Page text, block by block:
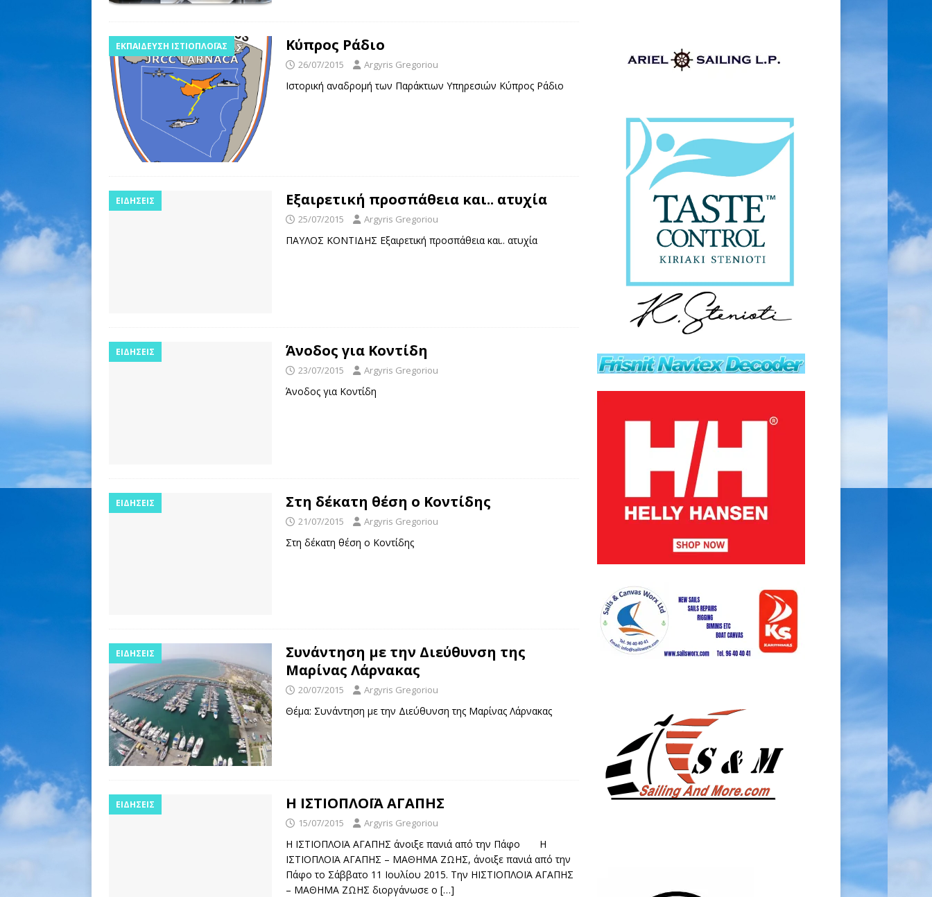
ΕΚΠΑΊΔΕΥΣΗ ΙΣΤΙΟΠΛΟΪ́ΑΣ Κύπρος Ράδιο
26/07/2015 Argyris Gregoriou
Ιστορική αναδρομή των Παράκτιων Υπηρεσιών Κύπρος Ράδιο
ΕΙΔΉΣΕΙΣ Εξαιρετική προσπάθεια και.. ατυχία
25/07/2015 Argyris Gregoriou
ΠΑΥΛΟΣ ΚΟΝΤΙΔΗΣ Εξαιρετική προσπάθεια και.. ατυχία
ΕΙΔΉΣΕΙΣ Άνοδος για Κοντίδη
23/07/2015 Argyris Gregoriou
Άνοδος για Κοντίδη
ΕΙΔΉΣΕΙΣ Στη δέκατη θέση ο Κοντίδης
21/07/2015 Argyris Gregoriou
Στη δέκατη θέση ο Κοντίδης
ΕΙΔΉΣΕΙΣ
Συνάντηση με την Διεύθυνση της
Μαρίνας Λάρνακας
20/07/2015 Argyris Gregoriou
Θέμα: Συνάντηση με την Διεύθυνση της Μαρίνας Λάρνακας
ΕΙΔΉΣΕΙΣ Η ΙΣΤΙΟΠΛΟΪΑ ΑΓΑΠΗΣ
15/07/2015 Argyris Gregoriou
Η ΙΣΤΙΟΠΛΟΪΑ ΑΓΑΠΗΣ άνοιξε πανιά από την Πάφο Η
ΙΣΤΙΟΠΛΟΪΑ ΑΓΑΠΗΣ – ΜΑΘΗΜΑ ΖΩΗΣ, άνοιξε πανιά από την
Πάφο το Σάββατο 11 Ιουλίου 2015. Την ΗΙΣΤΙΟΠΛΟΪΑ ΑΓΑΠΗΣ
– ΜΑΘΗΜΑ ΖΩΗΣ διοργάνωσε ο […]